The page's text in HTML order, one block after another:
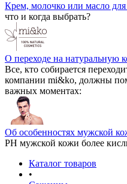
Крем, молочко или масло для
что и когда выбрать?
О переходе на натуральную
Все, кто собирается
компании mi&ko, должны
важных моментах:
Об особенностях мужской
РН мужской кожи более
Каталог товаров
•